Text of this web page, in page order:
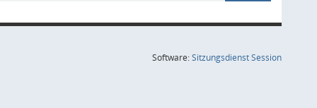
Software:SitzungsdienstSession(Wird in